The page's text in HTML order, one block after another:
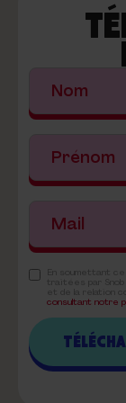
consultant notre